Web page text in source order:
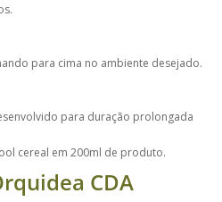
para cima no ambiente desejado.
para duração prolongada
cereal em 200ml de produto.
CDA